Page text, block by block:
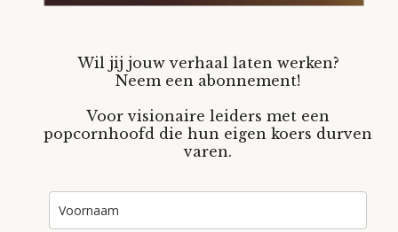
Wil jij jouw verhaal laten werken?
Neem een abonnement!
Voor visionaire leiders met een
popcornhoofd die hun eigen koers durven
varen.